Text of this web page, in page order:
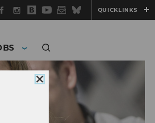
Facebook
Instagram
WU
Blog
YouTube
Newsletter
BlueskyQUICKLINKS
Cookie